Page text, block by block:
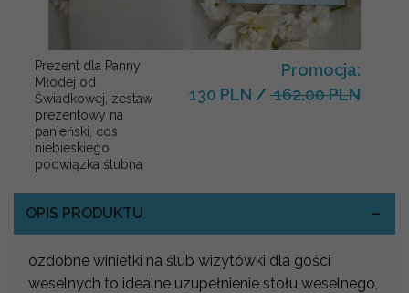
Prezent dla Panny
Młodej od
Świadkowej, zestaw
prezentowy na
panieński, cos
niebieskiego
podwiązka ślubna
Promocja:
130 PLN / 162.00 PLN
OPIS PRODUKTU
ozdobne winietki na ślub wizytówki dla gości
weselnych to idealne uzupełnienie stołu weselnego,